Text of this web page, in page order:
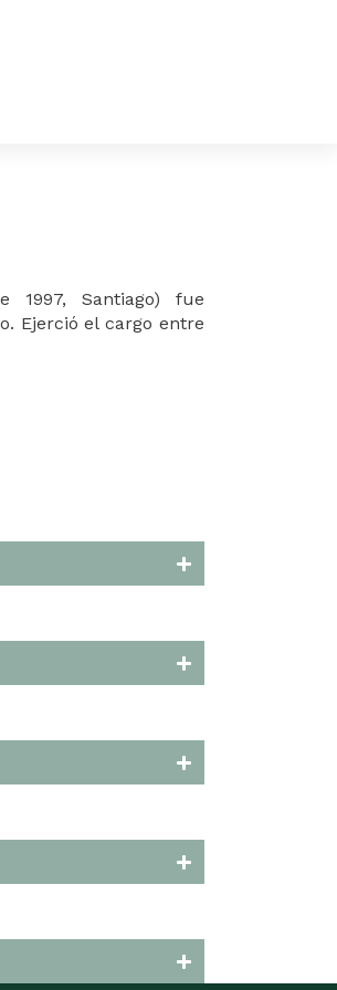
Santiago) fue
. Ejerció el cargo entre